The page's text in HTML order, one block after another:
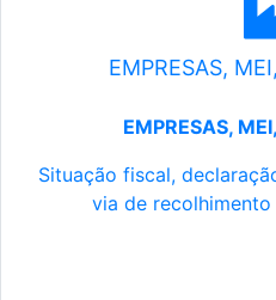
EMPRESAS,
EMPRESAS,
Situação fiscal,
via de recolhimento